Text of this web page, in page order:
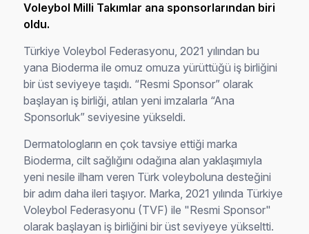
Voleybol Milli Takımlar ana sponsorlarından biri
oldu.
Türkiye Voleybol Federasyonu, 2021 yılından bu
yana Bioderma ile omuz omuza yürüttüğü iş birliğini
bir üst seviyeye taşıdı. “Resmi Sponsor” olarak
başlayan iş birliği, atılan yeni imzalarla “Ana
Sponsorluk” seviyesine yükseldi.
Dermatologların en çok tavsiye ettiği marka
Bioderma, cilt sağlığını odağına alan yaklaşımıyla
yeni nesile ilham veren Türk voleyboluna desteğini
bir adım daha ileri taşıyor. Marka, 2021 yılında Türkiye
Voleybol Federasyonu (TVF) ile "Resmi Sponsor"
olarak başlayan iş birliğini bir üst seviyeye yükseltti.